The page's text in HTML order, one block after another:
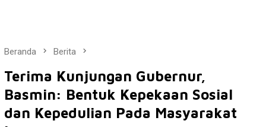
Beranda Berita
Terima Kunjungan Gubernur,
Basmin: Bentuk Kepekaan Sosial
dan Kepedulian Pada Masyarakat